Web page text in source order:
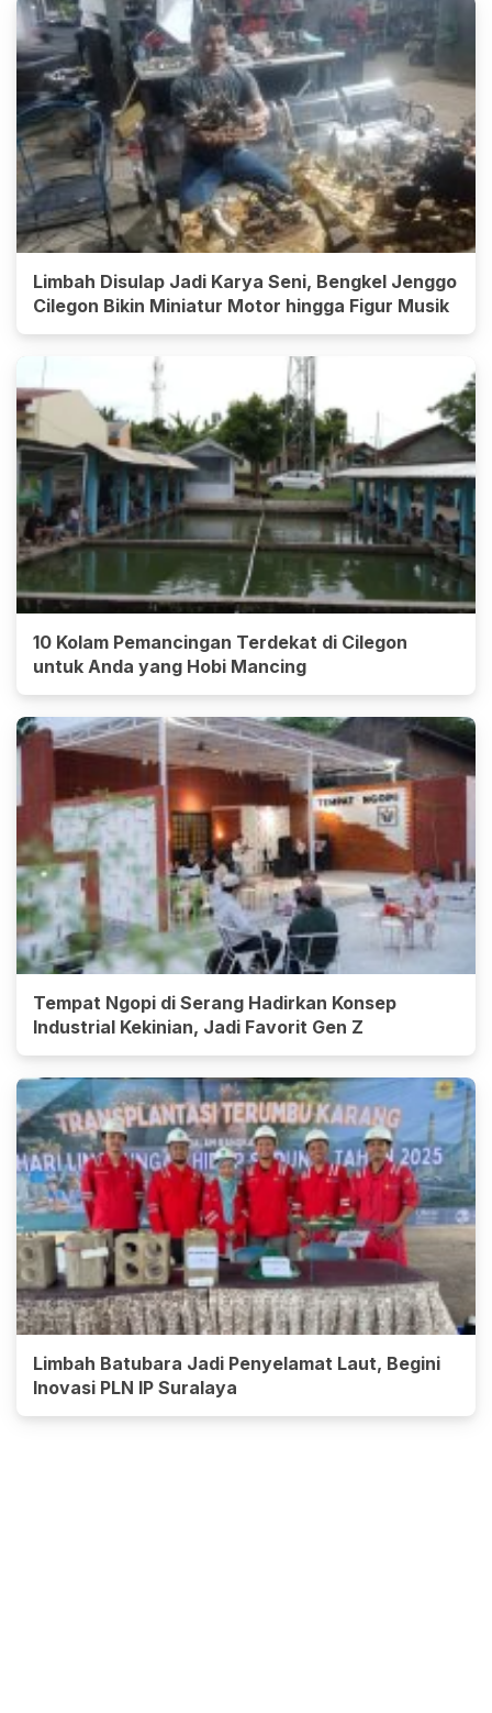
Limbah Disulap Jadi Karya Seni, Bengkel Jenggo
Cilegon Bikin Miniatur Motor hingga Figur Musik
10 Kolam Pemancingan Terdekat di Cilegon
untuk Anda yang Hobi Mancing
Tempat Ngopi di Serang Hadirkan Konsep
Industrial Kekinian, Jadi Favorit Gen Z
Limbah Batubara Jadi Penyelamat Laut, Begini
Inovasi PLN IP Suralaya